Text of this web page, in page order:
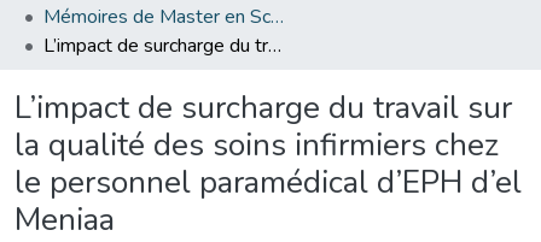
Mémoires de Master en Sciences Infirmières
L’impact de surcharge du travail sur la qualité des soins infirmiers chez le personnel paramédical d’EPH d’el Meniaa
L’impact de surcharge du travail sur
la qualité des soins infirmiers chez
le personnel paramédical d’EPH d’el
Meniaa